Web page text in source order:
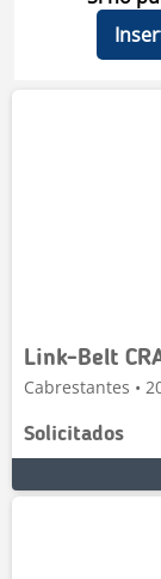
Link-Belt
Cabrestantes •
Solicitados